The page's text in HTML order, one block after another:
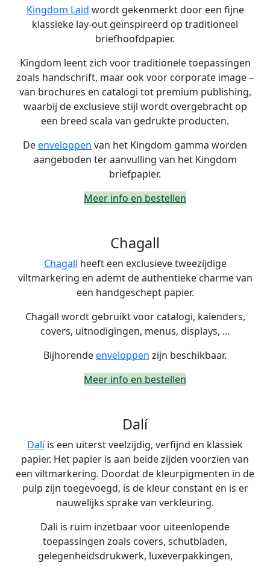
Kingdom Laid wordt gekenmerkt door een fijne
klassieke lay-out geïnspireerd op traditioneel
briefhoofdpapier.
Kingdom leent zich voor traditionele toepassingen
zoals handschrift, maar ook voor corporate image –
van brochures en catalogi tot premium publishing,
waarbij de exclusieve stijl wordt overgebracht op
een breed scala van gedrukte producten.
Deenveloppen van het Kingdom gamma worden
aangeboden ter aanvulling van het Kingdom
briefpapier.
Meer info en bestellen
Chagall
Chagall heeft een exclusieve tweezijdige
viltmarkering en ademt de authentieke charme van
een handgeschept papier.
Chagall wordt gebruikt voor catalogi, kalenders,
covers, uitnodigingen, menus, displays, …
Bijhorendeenveloppen zijn beschikbaar.
Meer info en bestellen
Dalí
Dalíis een uiterst veelzijdig, verfijnd en klassiek
papier. Het papier is aan beide zijden voorzien van
een viltmarkering. Doordat de kleurpigmenten in de
pulp zijn toegevoegd, is de kleur constant en is er
nauwelijks sprake van verkleuring.
Dali is ruim inzetbaar voor uiteenlopende
toepassingen zoals covers, schutbladen,
gelegenheidsdrukwerk, luxeverpakkingen,